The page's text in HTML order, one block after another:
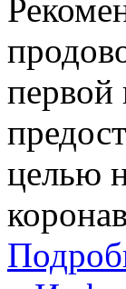
первой
целью